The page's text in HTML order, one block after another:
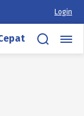
Login